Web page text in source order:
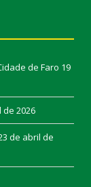
de Faro 19
de 2026
de abril de